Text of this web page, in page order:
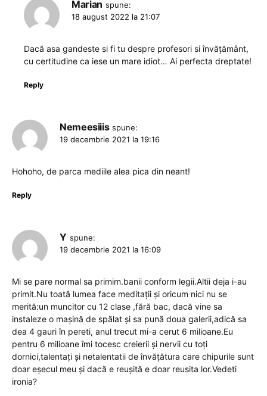
Marian spune:
18 august 2022 la 21:07
Dacă asa gandeste si fi tu despre profesori si învățământ,
cu certitudine ca iese un mare idiot… Ai perfecta dreptate!
Reply
Nemeesiiis spune:
19 decembrie 2021 la 19:16
Hohoho, de parca mediile alea pica din neant!
Reply
Y spune:
19 decembrie 2021 la 16:09
Mi se pare normal sa primim.banii conform legii.Altii deja i-au
primit.Nu toată lumea face meditații și oricum nici nu se
merită:un muncitor cu 12 clase ,fără bac, dacă vine sa
instaleze o mașină de spălat și sa pună doua galerii,adică sa
dea 4 gauri în pereti, anul trecut mi-a cerut 6 milioane.Eu
pentru 6 milioane îmi tocesc creierii și nervii cu toți
dornici,talentați și netalentatii de învățătura care chipurile sunt
doar eșecul meu și dacă e reușită e doar reusita lor.Vedeti
ironia?